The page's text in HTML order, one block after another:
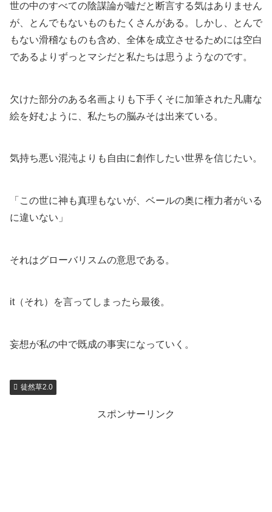
世の中のすべての陰謀論が嘘だと断言する気はありません
が、とんでもないものもたくさんがある。しかし、とんで
もない滑稽なものも含め、全体を成立させるためには空白
であるよりずっとマシだと私たちは思うようなのです。
欠けた部分のある名画よりも下手くそに加筆された凡庸な
絵を好むように、私たちの脳みそは出来ている。
気持ち悪い混沌よりも自由に創作したい世界を信じたい。
「この世に神も真理もないが、ベールの奥に権力者がいる
に違いない」
それはグローバリスムの意思である。
it（それ）を言ってしまったら最後。
妄想が私の中で既成の事実になっていく。
徒然草2.0
スポンサーリンク